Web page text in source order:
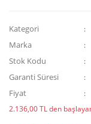
Kategori
Marka
Stok Kodu
Garanti Süresi
Fiyat
2.136,00 TL den